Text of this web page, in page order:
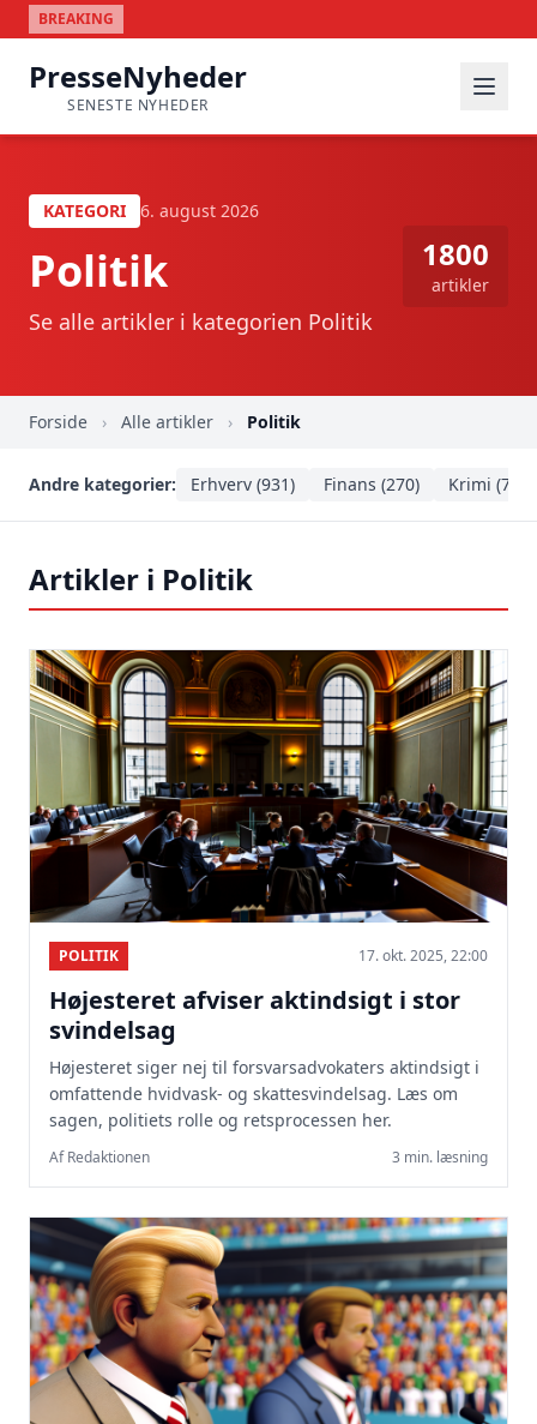
BREAKING
PresseNyheder
SENESTE NYHEDER
KATEGORI 6. august 2026
Politik
Se alle artikler i kategorien Politik
1800
artikler
Forside › Alle artikler › Politik
Andre kategorier: Erhverv (931) Finans (270) Krimi (735)
Artikler i Politik
POLITIK 17. okt. 2025, 22:00
Højesteret afviser aktindsigt i stor
svindelsag
Højesteret siger nej til forsvarsadvokaters aktindsigt i
omfattende hvidvask- og skattesvindelsag. Læs om
sagen, politiets rolle og retsprocessen her.
Af Redaktionen 3 min. læsning